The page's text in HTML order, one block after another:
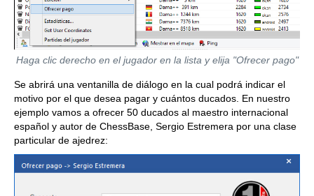
Haga clic derecho en el jugador en la lista y elija "Ofrecer pago"
Se abrirá una ventanilla de diálogo en la cual podrá indicar el
motivo por el que desea pagar y cuántos ducados. En nuestro
ejemplo vamos a ofrecer 50 ducados al maestro internacional
español y autor de ChessBase, Sergio Estremera por una clase
particular de ajedrez: